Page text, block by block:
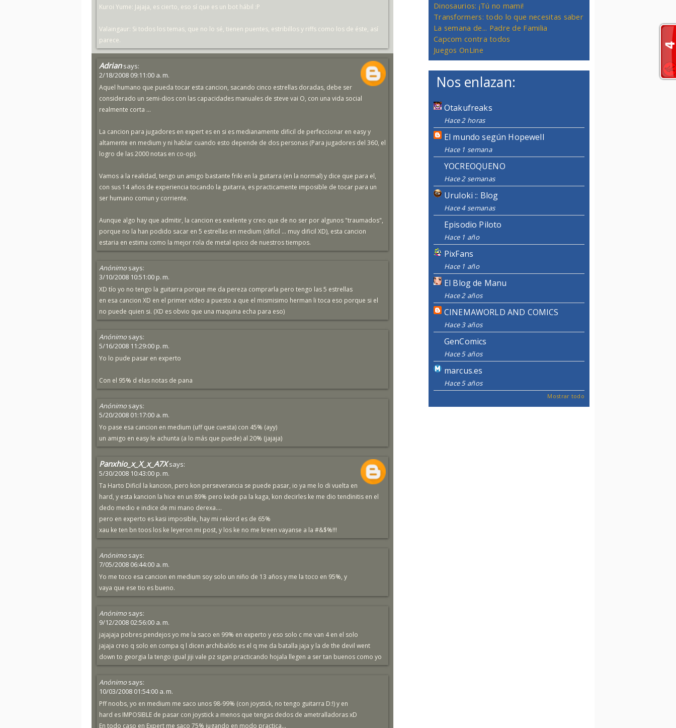
Kuroi Yume: Jajaja, es cierto, eso sí que es un bot hábil :P
Valaingaur: Si todos los temas, que no lo sé, tienen puentes, estribillos y riffs como los de éste, así
parece.
Adrian says:
2/18/2008 09:11:00 a. m.
Aquel humano que pueda tocar esta cancion, sacando cinco estrellas doradas, debe ser
considerado un semi-dios con las capacidades manuales de steve vai O, con una vida social
realmente corta ...
La cancion para jugadores en expert es en si es medianamente dificil de perfeccionar en easy y
altamente en medium y ni hablar cuando esto depende de dos personas (Para jugadores del 360, el
logro de las 2000 notas en co-op).
Vamos a la realidad, tengo un amigo bastante friki en la guitarra (en la normal) y dice que para el,
con sus 14 años de experiencia tocando la guitarra, es practicamente imposible de tocar para un
ser humano comun y corriente.
Aunque algo hay que admitir, la cancion es exelente y creo que de no ser por algunos "traumados",
porque no la han podido sacar en 5 estrellas en medium (dificil ... muy dificil XD), esta cancion
estaria en estima como la mejor rola de metal epico de nuestros tiempos.
Anónimo says:
3/10/2008 10:51:00 p. m.
XD tío yo no tengo la guitarra porque me da pereza comprarla pero tengo las 5 estrellas
en esa cancion XD en el primer video a puesto a que el mismisimo herman li toca eso porque si el
no puede quien si. (XD es obvio que una maquina echa para eso)
Anónimo says:
5/16/2008 11:29:00 p. m.
Yo lo pude pasar en experto
Con el 95% d elas notas de pana
Anónimo says:
5/20/2008 01:17:00 a. m.
Yo pase esa cancion en medium (uff que cuesta) con 45% (ayy)
un amigo en easy le achunta (a lo más que puede) al 20% (jajaja)
Panxhio_x_X_x_A7X says:
5/30/2008 10:43:00 p. m.
Ta Harto Dificil la kancion, pero kon perseverancia se puede pasar, io ya me lo di vuelta en
hard, y esta kancion la hice en un 89% pero kede pa la kaga, kon decirles ke me dio tendinitis en el
dedo medio e indice de mi mano derexa....
pero en experto es kasi imposible, hay mi rekord es de 65%
xau ke ten bn toos los ke leyeron mi post, y los ke no me kreen vayanse a la #&$%!!!
Anónimo says:
7/05/2008 06:44:00 a. m.
Yo me toco esa cancion en medium soy solo un niño de 13 años y me la toco en 95%, y
vaya que ese tio es bueno.
Anónimo says:
9/12/2008 02:56:00 a. m.
jajajaja pobres pendejos yo me la saco en 99% en experto y eso solo c me van 4 en el solo
jajaja creo q solo en compa q l dicen archibaldo es el q me da batalla jaja y la de the devil went
down to georgia la tengo igual jiji vale pz sigan practicando hojala llegen a ser tan buenos como yo
Anónimo says:
10/03/2008 01:54:00 a. m.
Pff noobs, yo en medium me saco unos 98-99% (con joystick, no tengo guitarra D:!) y en
hard es IMPOSIBLE de pasar con joystick a menos que tengas dedos de ametralladoras xD
En todo caso en Expert me saco 75% jugando en modo practica...
Dinosaurios: ¡Tú no mami!
Transformers: todo lo que necesitas saber
La semana de... Padre de Familia
Capcom contra todos
Juegos OnLine
Nos enlazan:
Otakufreaks
Hace 2 horas
El mundo según Hopewell
Hace 1 semana
YOCREOQUENO
Hace 2 semanas
Uruloki :: Blog
Hace 4 semanas
Episodio Piloto
Hace 1 año
PixFans
Hace 1 año
El Blog de Manu
Hace 2 años
CINEMAWORLD AND COMICS
Hace 3 años
GenComics
Hace 5 años
marcus.es
Hace 5 años
Mostrar todo